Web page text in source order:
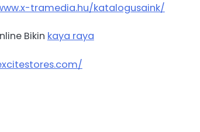
tramedia.hu/katalogusaink/
Bikin kaya raya